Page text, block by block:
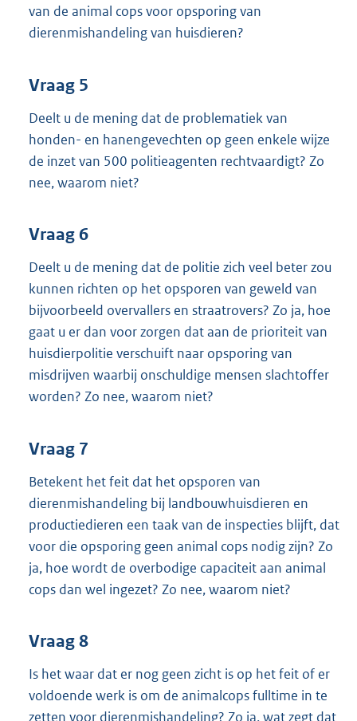
van de animal cops voor opsporing van
dierenmishandeling van huisdieren?
Vraag 5
Deelt u de mening dat de problematiek van
honden- en hanengevechten op geen enkele wijze
de inzet van 500 politieagenten rechtvaardigt? Zo
nee, waarom niet?
Vraag 6
Deelt u de mening dat de politie zich veel beter zou
kunnen richten op het opsporen van geweld van
bijvoorbeeld overvallers en straatrovers? Zo ja, hoe
gaat u er dan voor zorgen dat aan de prioriteit van
huisdierpolitie verschuift naar opsporing van
misdrijven waarbij onschuldige mensen slachtoffer
worden? Zo nee, waarom niet?
Vraag 7
Betekent het feit dat het opsporen van
dierenmishandeling bij landbouwhuisdieren en
productiedieren een taak van de inspecties blijft, dat
voor die opsporing geen animal cops nodig zijn? Zo
ja, hoe wordt de overbodige capaciteit aan animal
cops dan wel ingezet? Zo nee, waarom niet?
Vraag 8
Is het waar dat er nog geen zicht is op het feit of er
voldoende werk is om de animalcops fulltime in te
zetten voor dierenmishandeling? Zo ja, wat zegt dat